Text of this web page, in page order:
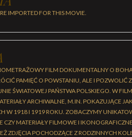
IMPORTED FOR THIS MOVIE.
FILM DOKUMENTALNY O
PAMIĘĆ O POWSTANIU, ALE I
ŚWIATOWEJ PAŃSTWA POLSKIEGO. W
ARCHIWALNE, M.IN. POKAZUJĄCE
W 1918 I 1919 ROKU. ZOBACZYMY
CZY MATERIAŁY FILMOWE I
ZDJĘCIA POCHODZĄCE Z RODZINNYCH